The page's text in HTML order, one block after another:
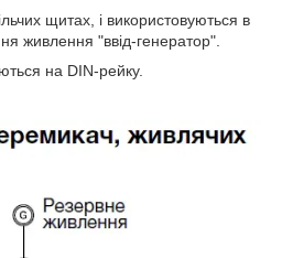
щитах, і використовуються в
живлення "ввід-генератор".
на DIN-рейку.